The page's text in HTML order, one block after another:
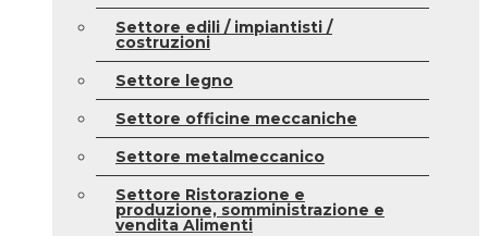
Settore edili / impiantisti /
costruzioni
Settore legno
Settore officine meccaniche
Settore metalmeccanico
Settore Ristorazione e
produzione, somministrazione e
vendita Alimenti